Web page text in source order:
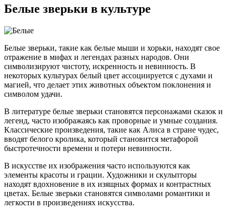
Белые зверьки в культуре
Белые зверьки, такие как белые мыши и хорьки, находят свое
отражение в мифах и легендах разных народов. Они
символизируют чистоту, искренность и невинность. В
некоторых культурах белый цвет ассоциируется с духами и
магией, что делает этих животных объектом поклонения и
символом удачи.
В литературе белые зверьки становятся персонажами сказок и
легенд, часто изображаясь как проворные и умные создания.
Классические произведения, такие как Алиса в стране чудес,
вводят белого кролика, который становится метафорой
быстротечности времени и потери невинности.
В искусстве их изображения часто используются как
элементы красоты и грации. Художники и скульпторы
находят вдохновение в их изящных формах и контрастных
цветах. Белые зверьки становятся символами романтики и
легкости в произведениях искусства.